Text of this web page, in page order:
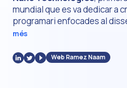
mundial que es va dedicar a
programari enfocades al
més
Web Ramez Naam